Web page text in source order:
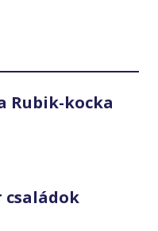
Rubik-kocka
családok